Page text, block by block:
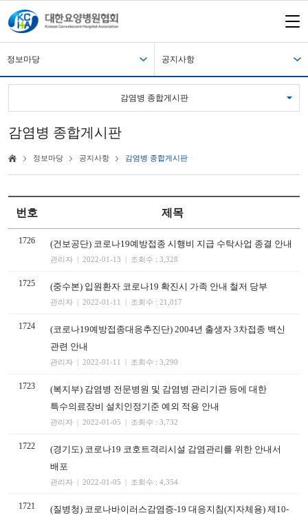
정보마당 공지사항
감염병 종합게시판
감염병 종합게시판
정보마당 공지사항 감염병 종합게시판
번호 제목
1726 (건보공단) 코로나19예방접종 시행비 지급 수탁사업 종결 안내
관리자 | 2022-01-13 | 조회수 : 3,328
1725 (중수본) 입원환자 코로나19 확진시 가족 안내 철저 당부
관리자 | 2022-01-11 | 조회수 : 21,017
1724
(코로나19예방접종대응추진단) 2004년 출생자 3차접종 백신
관련 안내
관리자 | 2022-01-11 | 조회수 : 3,290
1723
(복지부) 감염병 전문병원 및 감염병 관리기관 등에 대한
특수의료장비 설치인정기준 예외 적용 안내
관리자 | 2022-01-05 | 조회수 : 3,732
1722
(경기도) 코로나19 코호트격리시설 감염관리를 위한 안내서
배포
관리자 | 2022-01-05 | 조회수 : 4,354
1721
(질병청) 코로나바이러스감염증-19 대응지침(지자체용) 제10-